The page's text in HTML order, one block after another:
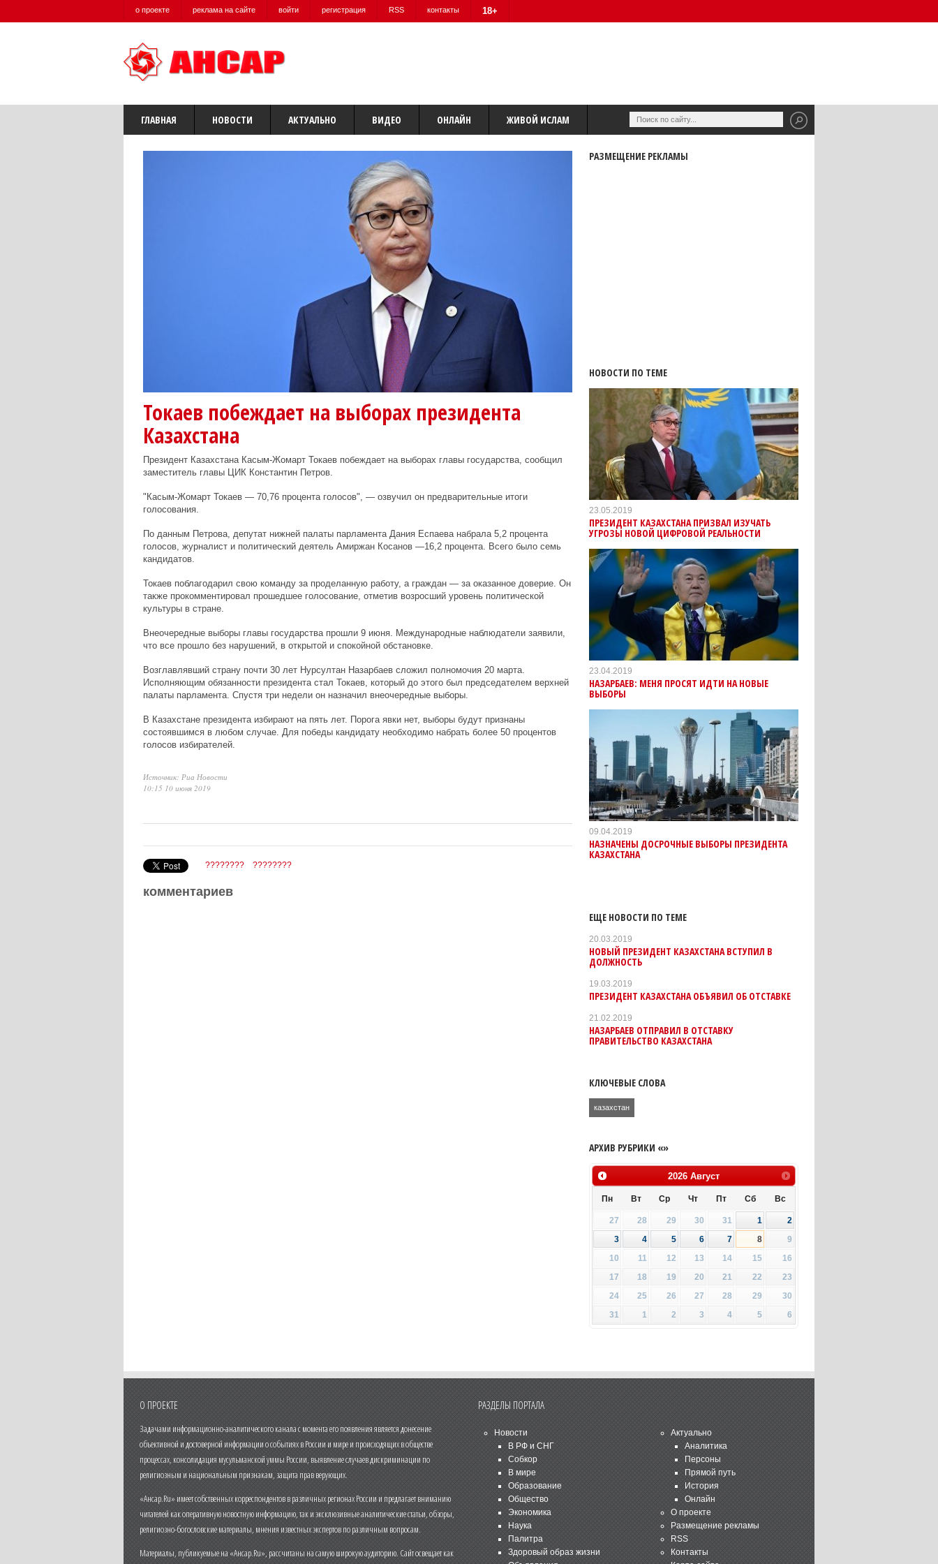
о проекте реклама на сайте войти регистрация RSS контакты 18+
ГЛАВНАЯ НОВОСТИ АКТУАЛЬНО ВИДЕО ОНЛАЙН ЖИВОЙ ИСЛАМ
Токаев побеждает на выборах президента
Казахстана
Президент Казахстана Касым-Жомарт Токаев побеждает на выборах главы государства, сообщил
заместитель главы ЦИК Константин Петров.
"Касым-Жомарт Токаев — 70,76 процента голосов", — озвучил он предварительные итоги
голосования.
По данным Петрова, депутат нижней палаты парламента Дания Еспаева набрала 5,2 процента
голосов, журналист и политический деятель Амиржан Косанов —16,2 процента. Всего было семь
кандидатов.
Токаев поблагодарил свою команду за проделанную работу, а граждан — за оказанное доверие. Он
также прокомментировал прошедшее голосование, отметив возросший уровень политической
культуры в стране.
Внеочередные выборы главы государства прошли 9 июня. Международные наблюдатели заявили,
что все прошло без нарушений, в открытой и спокойной обстановке.
Возглавлявший страну почти 30 лет Нурсултан Назарбаев сложил полномочия 20 марта.
Исполняющим обязанности президента стал Токаев, который до этого был председателем верхней
палаты парламента. Спустя три недели он назначил внеочередные выборы.
В Казахстане президента избирают на пять лет. Порога явки нет, выборы будут признаны
состоявшимся в любом случае. Для победы кандидату необходимо набрать более 50 процентов
голосов избирателей.
Источник: Риа Новости
10:15 10 июня 2019
???????? ????????
комментариев
РАЗМЕЩЕНИЕ РЕКЛАМЫ
НОВОСТИ ПО ТЕМЕ
23.05.2019
ПРЕЗИДЕНТ КАЗАХСТАНА ПРИЗВАЛ ИЗУЧАТЬ
УГРОЗЫ НОВОЙ ЦИФРОВОЙ РЕАЛЬНОСТИ
23.04.2019
НАЗАРБАЕВ: МЕНЯ ПРОСЯТ ИДТИ НА НОВЫЕ
ВЫБОРЫ
09.04.2019
НАЗНАЧЕНЫ ДОСРОЧНЫЕ ВЫБОРЫ ПРЕЗИДЕНТА
КАЗАХСТАНА
ЕЩЕ НОВОСТИ ПО ТЕМЕ
20.03.2019
НОВЫЙ ПРЕЗИДЕНТ КАЗАХСТАНА ВСТУПИЛ В
ДОЛЖНОСТЬ
19.03.2019
ПРЕЗИДЕНТ КАЗАХСТАНА ОБЪЯВИЛ ОБ ОТСТАВКЕ
21.02.2019
НАЗАРБАЕВ ОТПРАВИЛ В ОТСТАВКУ
ПРАВИТЕЛЬСТВО КАЗАХСТАНА
КЛЮЧЕВЫЕ СЛОВА
казахстан
АРХИВ РУБРИКИ «»
2026 Август
Пн Вт Ср Чт Пт Сб Вс
27 28 29 30 31 1
2
3
4 5 6 7 8
9
10
11 12 13 14 15
16
17
18 19 20 21 22
23
24
25 26 27 28 29
30
31
1 2 3 4 5 6
О ПРОЕКТЕ
Задачами информационно-аналитического канала с момента его появления является донесение
объективной и достоверной информации о событиях в России и мире и происходящих в обществе
процессах, консолидация мусульманской уммы России, выявление случаев дискриминации по
религиозным и национальным признакам, защита прав верующих.
«Ансар.Ru» имеет собственных корреспондентов в различных регионах России и предлагает вниманию
читателей как оперативную новостную информацию, так и эксклюзивные аналитические статьи, обзоры,
религиозно-богословские материалы, мнения известных экспертов по различным вопросам.
Материалы, публикуемые на «Ансар.Ru», рассчитаны на самую широкую аудиторию. Сайт освещает как
РАЗДЕЛЫ ПОРТАЛА
Новости
В РФ и СНГ
Собкор
В мире
Образование
Общество
Экономика
Наука
Палитра
Здоровый образ жизни
Актуально
Аналитика
Персоны
Прямой путь
История
Онлайн
О проекте
Размещение рекламы
RSS
Контакты